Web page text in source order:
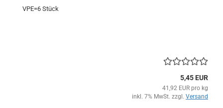
VPE=6 Stück
5,45 EUR
41,92 EUR pro kg
inkl. 7% MwSt. zzgl. Versand